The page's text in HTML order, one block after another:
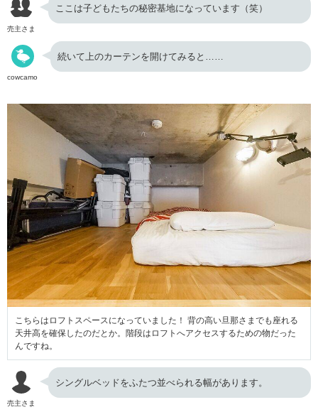
売主さま
ここは子どもたちの秘密基地になっています（笑）
cowcamo
続いて上のカーテンを開けてみると……
こちらはロフトスペースになっていました！ 背の高い旦那さまでも座れる
天井高を確保したのだとか。階段はロフトへアクセスするための物だった
んですね。
売主さま
シングルベッドをふたつ並べられる幅があります。